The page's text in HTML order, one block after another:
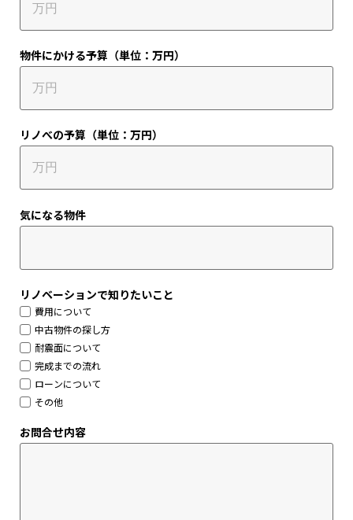
物件にかける予算（単位：万円）
リノべの予算（単位：万円）
気になる物件
リノベーションで知りたいこと
費用について
中古物件の探し方
耐震面について
完成までの流れ
ローンについて
その他
お問合せ内容